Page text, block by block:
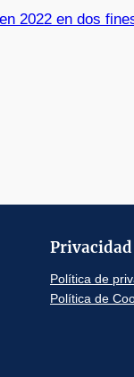
2022 en dos
Privacidad
Política de
Política de